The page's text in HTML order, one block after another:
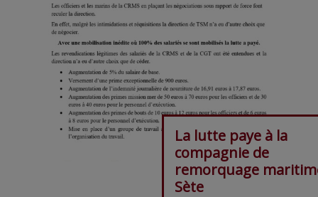
La lutte paye à la
compagnie de
remorquage
Sète